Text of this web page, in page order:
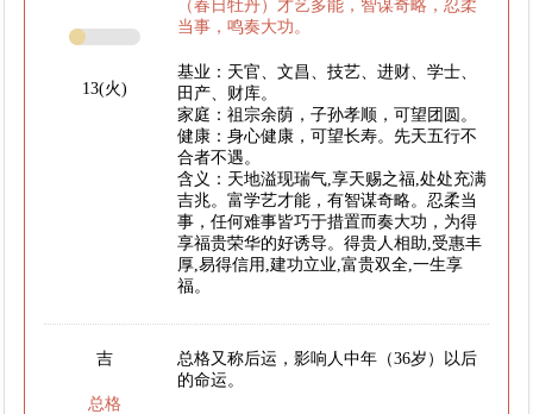
13(火)
（春日牡丹）才艺多能，智谋奇略，忍柔
当事，鸣奏大功。
基业：天官、文昌、技艺、进财、学士、
田产、财库。
家庭：祖宗余荫，子孙孝顺，可望团圆。
健康：身心健康，可望长寿。先天五行不
合者不遇。
含义：天地溢现瑞气,享天赐之福,处处充满
吉兆。富学艺才能，有智谋奇略。忍柔当
事，任何难事皆巧于措置而奏大功，为得
享福贵荣华的好诱导。得贵人相助,受惠丰
厚,易得信用,建功立业,富贵双全,一生享
福。
吉
总格
总格又称后运，影响人中年（36岁）以后
的命运。